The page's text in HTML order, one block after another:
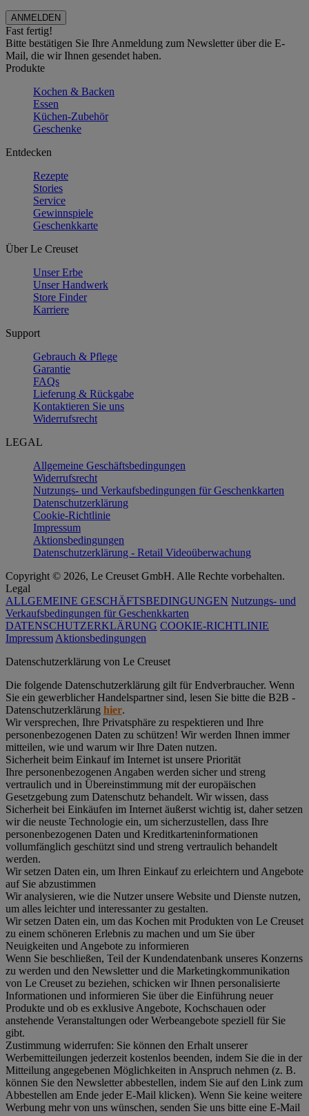
Fast fertig!
Bitte bestätigen Sie Ihre Anmeldung zum Newsletter über die E-
Mail, die wir Ihnen gesendet haben.
Produkte
Kochen & Backen
Essen
Küchen-Zubehör
Geschenke
Entdecken
Rezepte
Stories
Service
Gewinnspiele
Geschenkkarte
Über Le Creuset
Unser Erbe
Unser Handwerk
Store Finder
Karriere
Support
Gebrauch & Pflege
Garantie
FAQs
Lieferung & Rückgabe
Kontaktieren Sie uns
Widerrufsrecht
LEGAL
Allgemeine Geschäftsbedingungen
Widerrufsrecht
Nutzungs- und Verkaufsbedingungen für Geschenkkarten
Datenschutzerklärung
Cookie-Richtlinie
Impressum
Aktionsbedingungen
Datenschutzerklärung - Retail Videoüberwachung
Copyright © 2026, Le Creuset GmbH. Alle Rechte vorbehalten.
Legal
ALLGEMEINE GESCHÄFTSBEDINGUNGEN Nutzungs- und
Verkaufsbedingungen für Geschenkkarten
DATENSCHUTZERKLÄRUNG COOKIE-RICHTLINIE
ImpressumAktionsbedingungen
Datenschutz­erklärung von Le Creuset
Die folgende Datenschutzerklärung gilt für Endverbraucher. Wenn
Sie ein gewerblicher Handelspartner sind, lesen Sie bitte die B2B -
Datenschutzerklärung hier.
Wir versprechen, Ihre Privatsphäre zu respektieren und Ihre
personenbezogenen Daten zu schützen! Wir werden Ihnen immer
mitteilen, wie und warum wir Ihre Daten nutzen.
Sicherheit beim Einkauf im Internet ist unsere Priorität
Ihre personenbezogenen Angaben werden sicher und streng
vertraulich und in Übereinstimmung mit der europäischen
Gesetzgebung zum Datenschutz behandelt. Wir wissen, dass
Sicherheit bei Einkäufen im Internet äußerst wichtig ist, daher setzen
wir die neuste Technologie ein, um sicherzustellen, dass Ihre
personenbezogenen Daten und Kreditkarteninformationen
vollumfänglich geschützt sind und streng vertraulich behandelt
werden.
Wir setzen Daten ein, um Ihren Einkauf zu erleichtern und Angebote
auf Sie abzustimmen
Wir analysieren, wie die Nutzer unsere Website und Dienste nutzen,
um alles leichter und interessanter zu gestalten.
Wir setzen Daten ein, um das Kochen mit Produkten von Le Creuset
zu einem schöneren Erlebnis zu machen und um Sie über
Neuigkeiten und Angebote zu informieren
Wenn Sie beschließen, Teil der Kundendatenbank unseres Konzerns
zu werden und den Newsletter und die Marketingkommunikation
von Le Creuset zu beziehen, schicken wir Ihnen personalisierte
Informationen und informieren Sie über die Einführung neuer
Produkte und ob es exklusive Angebote, Kochschauen oder
anstehende Veranstaltungen oder Werbeangebote speziell für Sie
gibt.
Zustimmung widerrufen: Sie können den Erhalt unserer
Werbemitteilungen jederzeit kostenlos beenden, indem Sie die in der
Mitteilung angegebenen Möglichkeiten in Anspruch nehmen (z. B.
können Sie den Newsletter abbestellen, indem Sie auf den Link zum
Abbestellen am Ende jeder E-Mail klicken). Wenn Sie keine weitere
Werbung mehr von uns wünschen, senden Sie uns bitte eine E-Mail